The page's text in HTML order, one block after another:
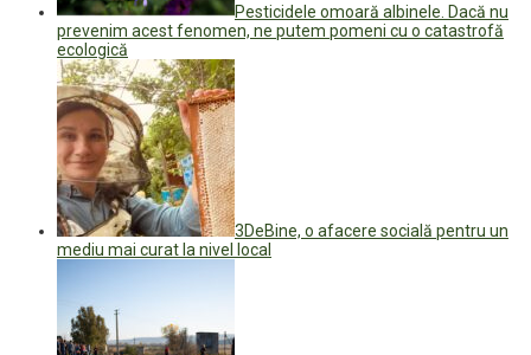
Pesticidele omoară albinele. Dacă nu
prevenim acest fenomen, ne putem pomeni cu o catastrofă
ecologică
3DeBine, o afacere socială pentru un
mediu mai curat la nivel local